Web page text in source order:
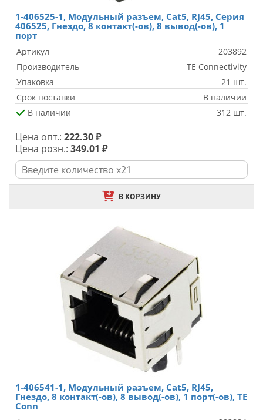
1-406525-1, Модульный разъем, Cat5, RJ45, Серия
406525, Гнездо, 8 контакт(-ов), 8 вывод(-ов), 1
порт
Артикул
203892
Производитель
TE Connectivity
Упаковка
21 шт.
Срок поставки
В наличии
В наличии
312 шт.
Цена опт.: 222.30 ₽
Цена розн.: 349.01 ₽
В КОРЗИНУ
1-406541-1, Модульный разъем, Cat5, RJ45,
Гнездо, 8 контакт(-ов), 8 вывод(-ов), 1 порт(-ов), TE
Conn